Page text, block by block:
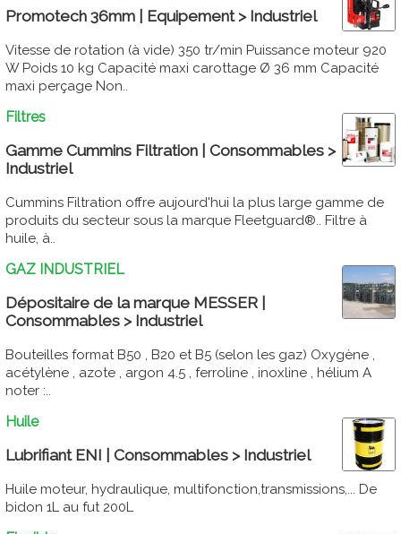
Promotech 36mm | Equipement > Industriel
Vitesse de rotation (à vide) 350 tr/min Puissance moteur 920
W Poids 10 kg Capacité maxi carottage Ø 36 mm Capacité
maxi perçage Non..
Filtres
Gamme Cummins Filtration | Consommables >
Industriel
Cummins Filtration offre aujourd'hui la plus large gamme de
produits du secteur sous la marque Fleetguard®.. Filtre à
huile, à..
GAZ INDUSTRIEL
Dépositaire de la marque MESSER |
Consommables > Industriel
Bouteilles format B50 , B20 et B5 (selon les gaz) Oxygène ,
acétylène , azote , argon 4.5 , ferroline , inoxline , hélium A
noter :..
Huile
Lubrifiant ENI | Consommables > Industriel
Huile moteur, hydraulique, multifonction,transmissions,... De
bidon 1L au fut 200L